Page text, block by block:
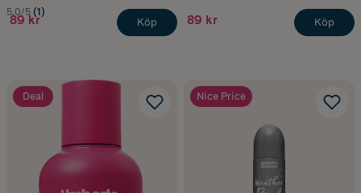
5.0/5 (1)
89 kr Köp 89 kr Köp
Deal Nice Price